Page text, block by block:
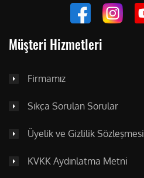
Müşteri Hizmetleri
Firmamız
Sıkça Sorulan Sorular
Üyelik ve Gizlilik Sözleşmesi
KVKK Aydınlatma Metni